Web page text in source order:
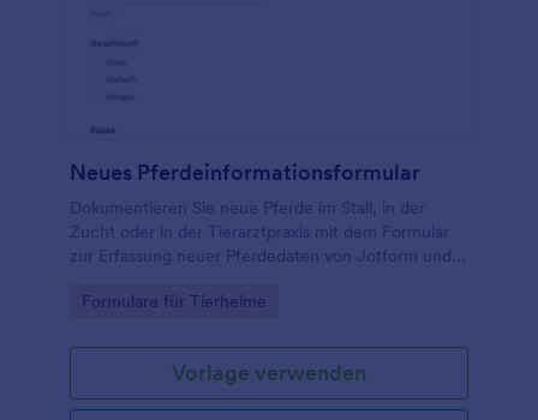
Neues Pferdeinformationsformular
Dokumentieren Sie neue Pferde im Stall, in der
Zucht oder in der Tierarztpraxis mit dem Formular
zur Erfassung neuer Pferdedaten von Jotform und
Ablage und schnelle Weitergabe im Team.
Go to Category:
Formulare für Tierheime
Vorlage verwenden